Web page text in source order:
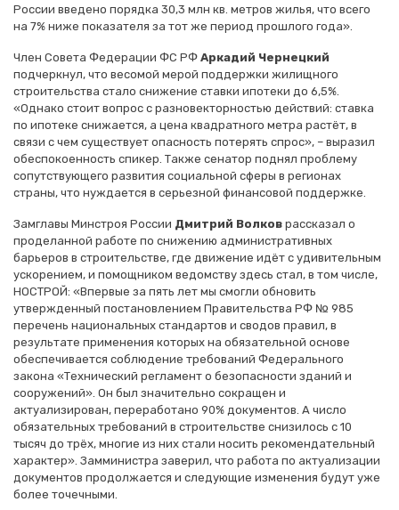
России введено порядка 30,3 млн кв. метров жилья, что всего
на 7% ниже показателя за тот же период прошлого года».
Член Совета Федерации ФС РФ Аркадий Чернецкий
подчеркнул, что весомой мерой поддержки жилищного
строительства стало снижение ставки ипотеки до 6,5%.
«Однако стоит вопрос с разновекторностью действий: ставка
по ипотеке снижается, а цена квадратного метра растёт, в
связи с чем существует опасность потерять спрос», – выразил
обеспокоенность спикер. Также сенатор поднял проблему
сопутствующего развития социальной сферы в регионах
страны, что нуждается в серьезной финансовой поддержке.
Замглавы Минстроя России Дмитрий Волков рассказал о
проделанной работе по снижению административных
барьеров в строительстве, где движение идёт с удивительным
ускорением, и помощником ведомству здесь стал, в том числе,
НОСТРОЙ: «Впервые за пять лет мы смогли обновить
утвержденный постановлением Правительства РФ № 985
перечень национальных стандартов и сводов правил, в
результате применения которых на обязательной основе
обеспечивается соблюдение требований Федерального
закона «Технический регламент о безопасности зданий и
сооружений». Он был значительно сокращен и
актуализирован, переработано 90% документов. А число
обязательных требований в строительстве снизилось с 10
тысяч до трёх, многие из них стали носить рекомендательный
характер». Замминистра заверил, что работа по актуализации
документов продолжается и следующие изменения будут уже
более точечными.